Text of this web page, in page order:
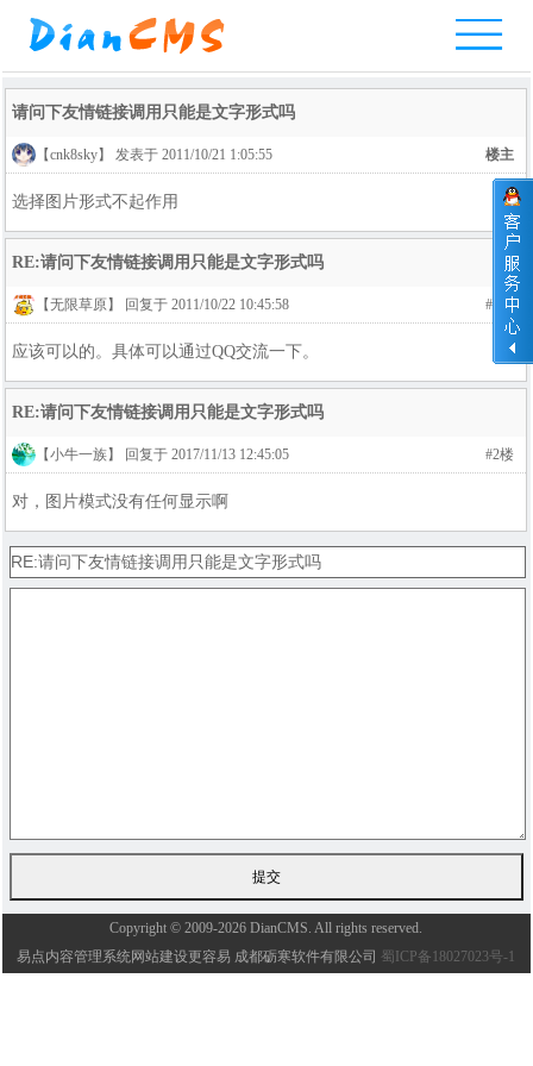
网
站
首
页
产
品
中
心
整
站
模
板
实
例
教
程
服
务
报
价
网
站
案
例
考
试
系
统
互
动
交
流
请问下友情链接调用只能是文字形式吗
【cnk8sky】 发表于 2011/10/21 1:05:55 楼主
选择图片形式不起作用
RE:请问下友情链接调用只能是文字形式吗
【无限草原】 回复于 2011/10/22 10:45:58 #1楼
应该可以的。具体可以通过QQ交流一下。
RE:请问下友情链接调用只能是文字形式吗
【小牛一族】 回复于 2017/11/13 12:45:05 #2楼
对，图片模式没有任何显示啊
Copyright © 2009-2026 DianCMS. All rights reserved.
易点内容管理系统网站建设更容易 成都砺寒软件有限公司 蜀ICP备18027023号-1